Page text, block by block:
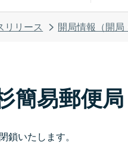
リリース 開局情報（開局
簡易郵便局
鎖いたします。